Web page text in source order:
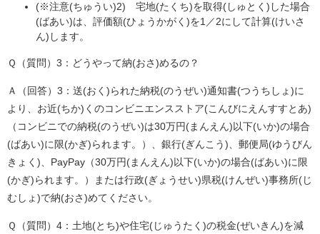
(※注意(ちゅうい)2) 宅地(たくち)を取得(しゅとく)した場合
(ばあい)は、評価額(ひょうかがく)を1／2にして計算(けいさ
ん)します。
Ｑ（質問）3：どうやって納(おさ)めるの？
Ａ（回答）3：送(おく)られた納税(のうぜい)通知書(つうちしょ)に
より、お近(ちか)くのコンビニエンスストア(こんびにえんすすとあ)
（コンビニでの納税(のうぜい)は30万円(まんえん)以下(いか)の場合
(ばあい)に限(かぎ)られます。）、銀行(ぎんこう)、郵便局(ゆうびん
きょく)、PayPay（30万円(まんえん)以下(いか)の場合(ばあい)に限
(かぎ)られます。）または行政(ぎょうせい)県税(けんぜい)事務所(じ
むしょ)で納(おさ)めてください。
Ｑ（質問）4：土地(とち)や住宅(じゅうたく)の税金(ぜいきん)を減